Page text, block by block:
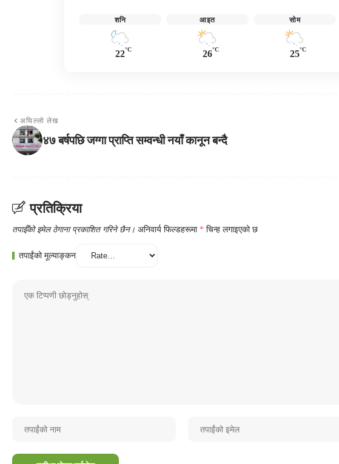
शनि
22°C
आइत
26°C
सोम
25°C
अघिल्लो लेख
४७ बर्षपछि जग्गा प्राप्ति सम्वन्धी नयाँ कानून बन्दै
प्रतिक्रिया
तपाईँको इमेल ठेगाना प्रकाशित गरिने छैन। अनिवार्य फिल्डहरूमा * चिन्ह लगाइएको छ
तपाईंको मूल्याङ्कन